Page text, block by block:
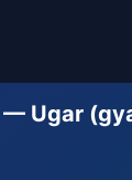
— Ugar